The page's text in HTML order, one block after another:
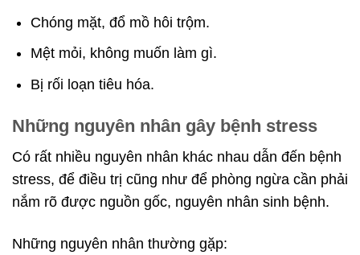
Chóng mặt, đổ mồ hôi trộm.
Mệt mỏi, không muốn làm gì.
Bị rối loạn tiêu hóa.
Những nguyên nhân gây bệnh stress
Có rất nhiều nguyên nhân khác nhau dẫn đến bệnh
stress, để điều trị cũng như để phòng ngừa cần phải
nắm rõ được nguồn gốc, nguyên nhân sinh bệnh.
Những nguyên nhân thường gặp: